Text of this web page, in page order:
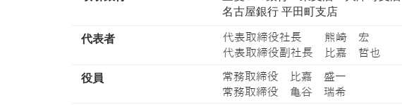
名古屋銀行 平田町支店
代表者
役員